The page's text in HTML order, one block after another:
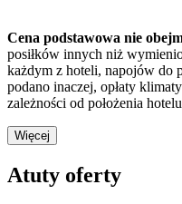
Cena podstawowa nie
posiłków innych niż
każdym z hoteli, napojów do
podano inaczej, opłaty
zależności od położenia
Więcej
Atuty oferty